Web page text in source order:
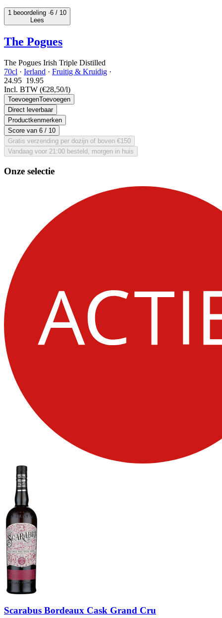
1 beoordeling ·6 / 10
Lees
The Pogues
The Pogues Irish Triple Distilled
70cl · Ierland · Fruitig & Kruidig ·
24.95 19.95
Incl. BTW (€28,50/l)
ToevoegenToevoegen
Direct leverbaar
Productkenmerken
Score van 6 / 10
Gratis verzending per dozijn of boven €150
Vandaag voor 21:00 besteld, morgen in huis
Onze selectie
Scarabus Bordeaux Cask Grand Cru